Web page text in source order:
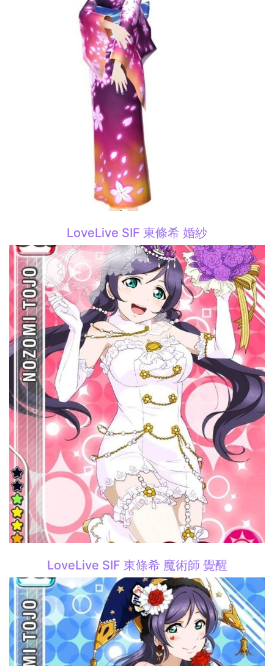
LoveLive SIF 東條希 婚紗
LoveLive SIF 東條希 魔術師 覺醒